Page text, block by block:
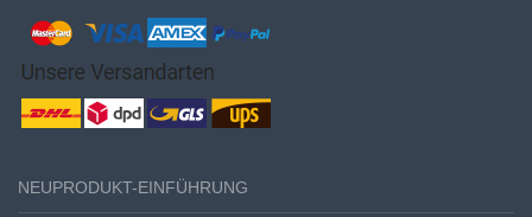
NEUPRODUKT-EINFÜHRUNG